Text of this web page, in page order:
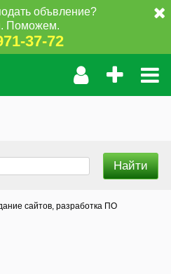
объвление?
Поможем.
37-72
сайтов, разработка ПО